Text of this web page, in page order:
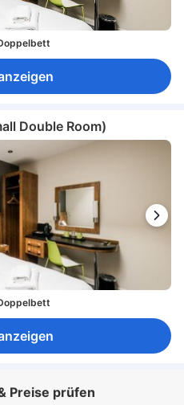
Double Room)
Preise prüfen